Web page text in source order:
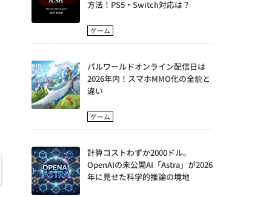
方法！PS5・Switch対応は？
ゲーム
パルワールドオンライン配信日は
2026年内！スマホMMO化の全貌と
違い
ゲーム
計算コストわずか2000ドル。
OpenAIの未公開AI「Astra」が2026
年に見せた科学的推論の境地